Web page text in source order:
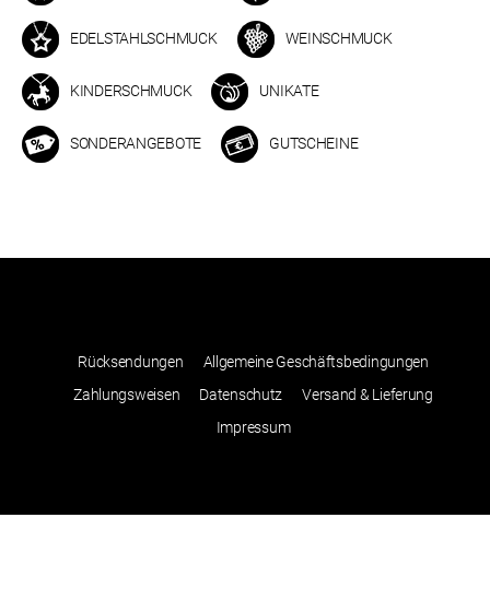
EDELSTAHLSCHMUCK WEINSCHMUCK
KINDERSCHMUCK UNIKATE
SONDERANGEBOTE GUTSCHEINE
Rücksendungen
Allgemeine Geschäftsbedingungen
Zahlungsweisen
Datenschutz
Versand & Lieferung
Impressum